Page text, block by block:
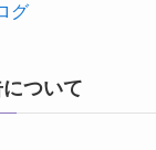
グ
ついて